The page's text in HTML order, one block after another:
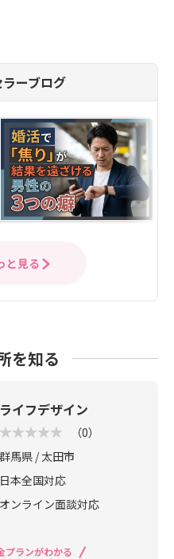
ーブログ
と見る
を知る
ライフデザイン
（0）
群馬県 / 太田市
日本全国対応
オンライン面談対応
プランがわかる